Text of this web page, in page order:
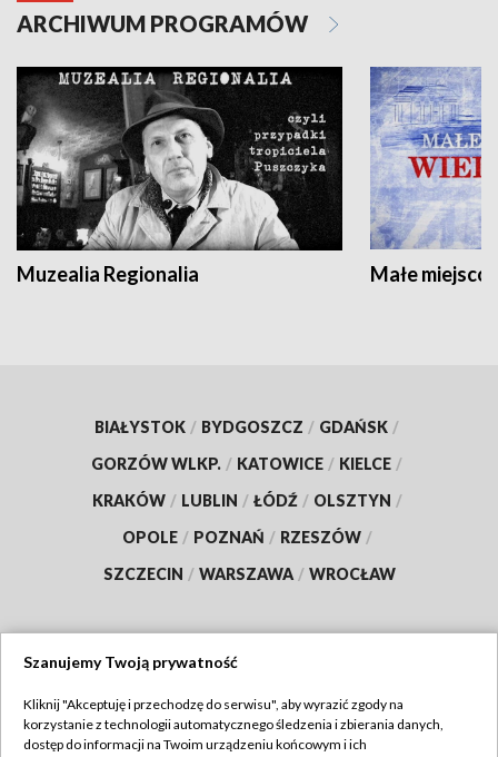
ARCHIWUM PROGRAMÓW
Muzealia Regionalia Małe
BIAŁYSTOK / BYDGOSZCZ / GDAŃSK /
GORZÓW WLKP. / KATOWICE / KIELCE /
KRAKÓW / LUBLIN / ŁÓDŹ / OLSZTYN /
OPOLE / POZNAŃ / RZESZÓW /
SZCZECIN / WARSZAWA / WROCŁAW
TVP
Szanujemy Twoją prywatność
Kliknij "Akceptuję i przechodzę do serwisu", aby wyrazić zgody na
korzystanie z technologii automatycznego śledzenia i zbierania danych,
dostęp do informacji na Twoim urządzeniu końcowym i ich